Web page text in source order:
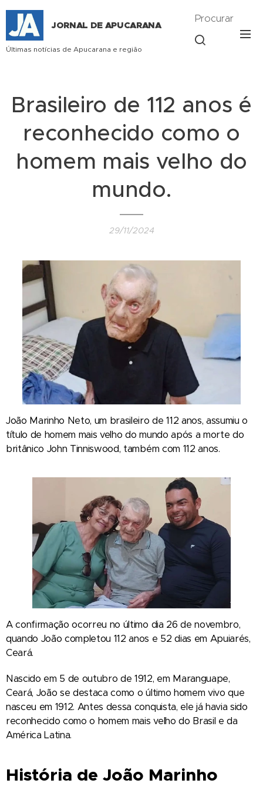
JORNAL DE APUCARANA
Últimas notícias de Apucarana e região
Procurar
Brasileiro de 112 anos é
reconhecido como o
homem mais velho do
mundo.
29/11/2024
João Marinho Neto, um brasileiro de 112 anos, assumiu o
título de homem mais velho do mundo após a morte do
britânico John Tinniswood, também com 112 anos.
A confirmação ocorreu no último dia 26 de novembro,
quando João completou 112 anos e 52 dias em Apuiarés,
Ceará.
Nascido em 5 de outubro de 1912, em Maranguape,
Ceará, João se destaca como o último homem vivo que
nasceu em 1912. Antes dessa conquista, ele já havia sido
reconhecido como o homem mais velho do Brasil e da
América Latina.
História de João Marinho